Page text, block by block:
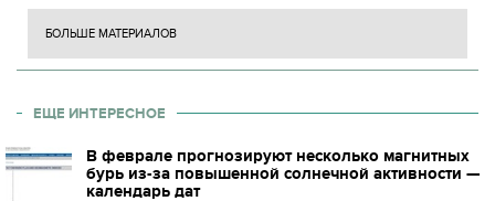
БОЛЬШЕ МАТЕРИАЛОВ
ЕЩЕ ИНТЕРЕСНОЕ
В феврале прогнозируют несколько магнитных
бурь из-за повышенной солнечной активности —
календарь дат